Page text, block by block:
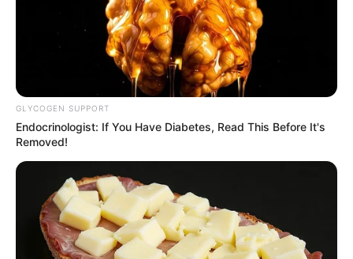
Aurora Ribero
GLYCOGEN SUPPORT
Endocrinologist: If You Have Diabetes, Read This Before It's
Removed!